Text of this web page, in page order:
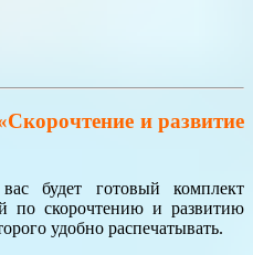
и развитие
будет готовый комплект
по скорочтению и развитию
удобно распечатывать.